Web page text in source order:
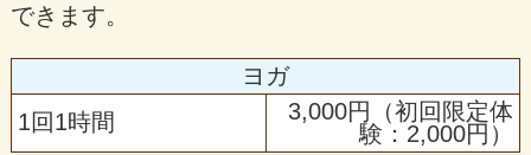
できます。
ヨガ
1回1時間
3,000円（初回限定体
験：2,000円）